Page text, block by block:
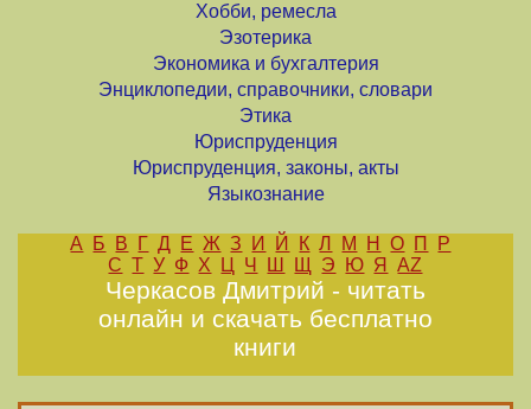
Хобби, ремесла
Эзотерика
Экономика и бухгалтерия
Энциклопедии, справочники, словари
Этика
Юриспруденция
Юриспруденция, законы, акты
Языкознание
А Б В Г Д Е Ж З И Й К Л М Н О П
Р
С Т У Ф Х Ц Ч Ш Щ Э Ю Я AZ
Черкасов Дмитрий - читать
онлайн и скачать бесплатно
книги